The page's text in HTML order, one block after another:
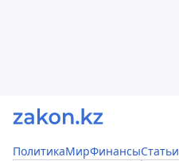
ПолитикаМирФинансыСтатьи